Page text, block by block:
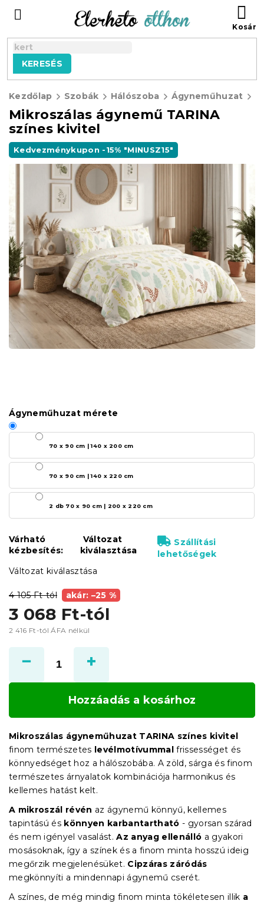
tartalomhoz
KERESÉS
Kezdőlap Szobák Hálószoba Ágyneműhuzat
Mikroszálas ágynemű TARINA
színes kivitel
Kedvezménykupon -15% "MINUSZ15"
4 105 Ft-tól akár: –25 %
3 068 Ft-tól
2 416 Ft-tól ÁFA nélkül
Változat kiválasztása
Ágyneműhuzat mérete
70 x 90 cm | 140 x 200 cm
70 x 90 cm | 140 x 220 cm
2 db 70 x 90 cm | 200 x 220 cm
Várható
kézbesítés:
Változat
kiválasztása
Szállítási
lehetőségek
Hozzáadás a kosárhoz
Mikroszálas ágyneműhuzat TARINA színes kivitel
finom természetes levélmotívummal frissességet és
könnyedséget hoz a hálószobába. A zöld, sárga és finom
természetes árnyalatok kombinációja harmonikus és
kellemes hatást kelt.
A mikroszál révén az ágynemű könnyű, kellemes
tapintású és könnyen karbantartható - gyorsan szárad
és nem igényel vasalást.Az anyag ellenálló a gyakori
mosásoknak, így a színek és a finom minta hosszú ideig
megőrzik megjelenésüket. Cipzáras záródás
megkönnyíti a mindennapi ágynemű cserét.
A színes, de még mindig finom minta tökéletesen illik a